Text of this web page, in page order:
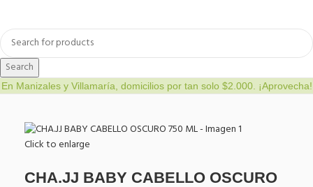
Search
En Manizales y Villamaría, domicilios por tan solo $2.000. ¡Aprovecha!
Click to enlarge
CHA.JJ BABY CABELLO OSCURO